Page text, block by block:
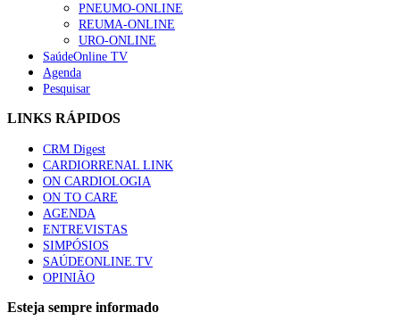
PNEUMO-ONLINE
REUMA-ONLINE
URO-ONLINE
SaúdeOnline TV
Agenda
Pesquisar
LINKS RÁPIDOS
CRM Digest
CARDIORRENAL LINK
ON CARDIOLOGIA
ON TO CARE
AGENDA
ENTREVISTAS
SIMPÓSIOS
SAÚDEONLINE.TV
OPINIÃO
Esteja sempre informado